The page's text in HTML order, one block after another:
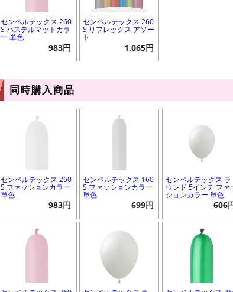
センペルテックス 260
S パステルマットカラ
ー 単色
983円
センペルテックス 260
S リフレックス アソー
ト
1,065円
同時購入商品
センペルテックス 260
S ファッションカラー
単色
983円
センペルテックス 160
S ファッションカラー
単色
699円
センペルテックス ラ
ウンド 5インチ ファ
ションカラー 単色
606